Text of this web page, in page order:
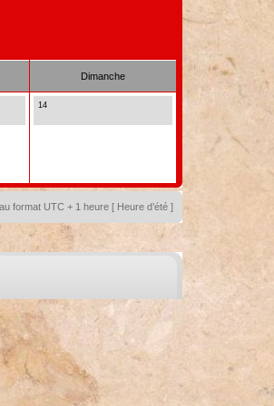
Dimanche
14
format UTC + 1 heure [ Heure d’été ]